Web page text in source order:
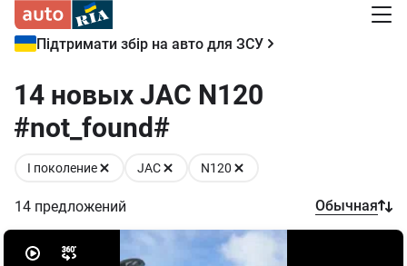
Підтримати збір на авто для ЗСУ
14 новых JAC N120
#not_found#
I поколение JAC N120
14 предложений Обычная